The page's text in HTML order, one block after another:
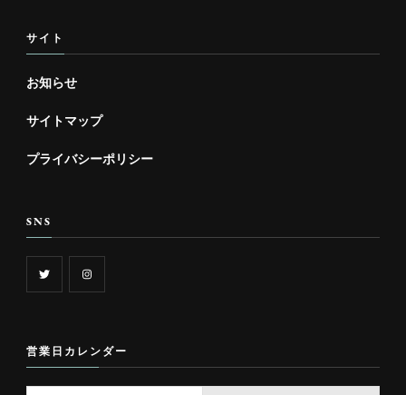
サイト
お知らせ
サイトマップ
プライバシーポリシー
SNS
営業日カレンダー